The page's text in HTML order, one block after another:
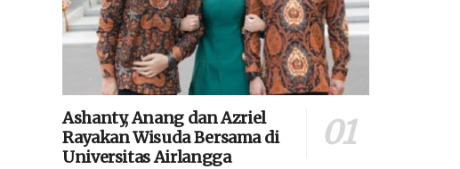
Ashanty, Anang dan Azriel
Rayakan Wisuda Bersama di
Universitas Airlangga